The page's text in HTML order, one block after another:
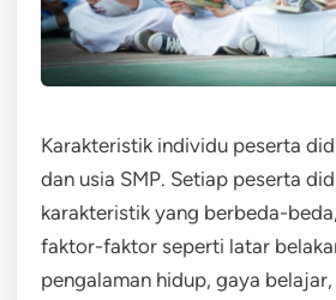
Karakteristik individu peserta
dan usia SMP. Setiap peserta
karakteristik yang berbeda-
faktor-faktor seperti latar
pengalaman hidup, gaya